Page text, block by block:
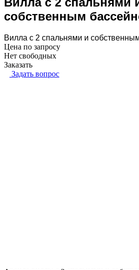
собственным
Вилла с 2 спальнями и
Цена по запросу
Нет свободных
Заказать
Задать вопрос